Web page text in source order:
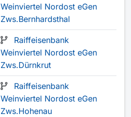
Weinviertel Nordost eGen
Zws.Bernhardsthal
Raiffeisenbank
Weinviertel Nordost eGen
Zws.Dürnkrut
Raiffeisenbank
Weinviertel Nordost eGen
Zws.Hohenau